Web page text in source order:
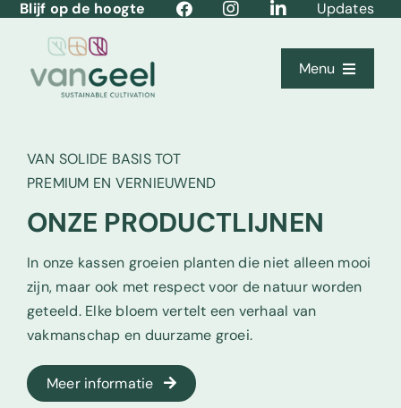
Blijf op de hoogte Updates
Menu
Over ons
Teelten
Kernwaarden
Productlijnen
Contact
VAN SOLIDE BASIS TOT
PREMIUM EN VERNIEUWEND
ONZE PRODUCTLIJNEN
In onze kassen groeien planten die niet alleen mooi
zijn, maar ook met respect voor de natuur worden
geteeld. Elke bloem vertelt een verhaal van
vakmanschap en duurzame groei.
Meer informatie